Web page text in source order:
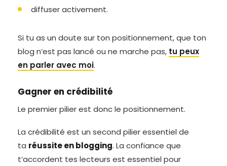
diffuser activement.
Si tu as un doute sur ton positionnement, que ton
blog n’est pas lancé ou ne marche pas, tu peux
en parler avec moi.
Gagner en crédibilité
Le premier pilier est donc le positionnement.
La crédibilité est un second pilier essentiel de
ta réussite en blogging. La confiance que
t’accordent tes lecteurs est essentiel pour